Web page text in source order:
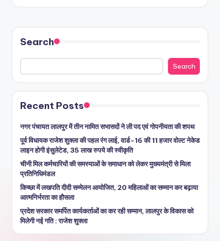
Search
Search
Recent Posts
नगर पंचायत लालपुर में तीन नामित सभासदों ने ली पद एवं गोपनीयता की शपथ
पूर्व विधायक राजेश शुक्ला की पहल रंग लाई, वार्ड-16 की 11 हजार वोल्ट नेकेड
लाइन होगी इंसुलेटेड, 35 लाख रुपये की स्वीकृति
चीनी मिल कर्मचारियों की समस्याओं के समाधान को लेकर मुख्यमंत्री से मिला
प्रतिनिधिमंडल
किच्छा में लखपति दीदी सम्मेलन आयोजित, 20 महिलाओं का सम्मान कर बढ़ाया
आत्मनिर्भरता का हौसला
प्रदेश सरकार समर्पित कार्यकर्ताओं का कर रही सम्मान, लालपुर के विकास को
मिलेगी नई गति : राजेश शुक्ला